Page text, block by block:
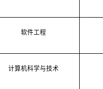
软件工程
计算机科学与技术